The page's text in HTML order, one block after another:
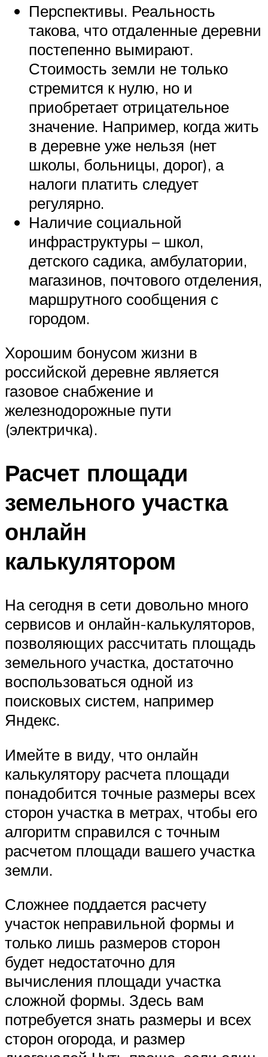
Перспективы. Реальность
такова, что отдаленные деревни
постепенно вымирают.
Стоимость земли не только
стремится к нулю, но и
приобретает отрицательное
значение. Например, когда жить
в деревне уже нельзя (нет
школы, больницы, дорог), а
налоги платить следует
регулярно.
Наличие социальной
инфраструктуры – школ,
детского садика, амбулатории,
магазинов, почтового отделения,
маршрутного сообщения с
городом.
Хорошим бонусом жизни в
российской деревне является
газовое снабжение и
железнодорожные пути
(электричка).
Расчет площади
земельного участка
онлайн
калькулятором
На сегодня в сети довольно много
сервисов и онлайн-калькуляторов,
позволяющих рассчитать площадь
земельного участка, достаточно
воспользоваться одной из
поисковых систем, например
Яндекс.
Имейте в виду, что онлайн
калькулятору расчета площади
понадобится точные размеры всех
сторон участка в метрах, чтобы его
алгоритм справился с точным
расчетом площади вашего участка
земли.
Сложнее поддается расчету
участок неправильной формы и
только лишь размеров сторон
будет недостаточно для
вычисления площади участка
сложной формы. Здесь вам
потребуется знать размеры и всех
сторон огорода, и размер